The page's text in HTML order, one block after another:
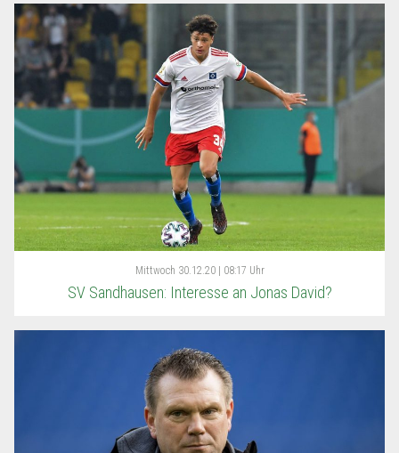
Mittwoch 30.12.20 | 08:17 Uhr
SV Sandhausen: Interesse an Jonas David?